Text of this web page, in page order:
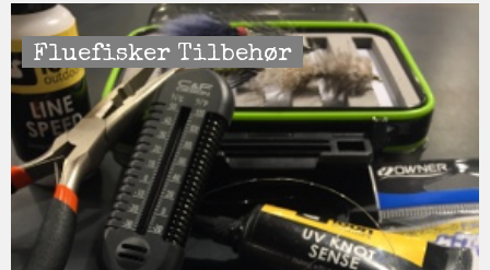
Fluefisker Tilbehør